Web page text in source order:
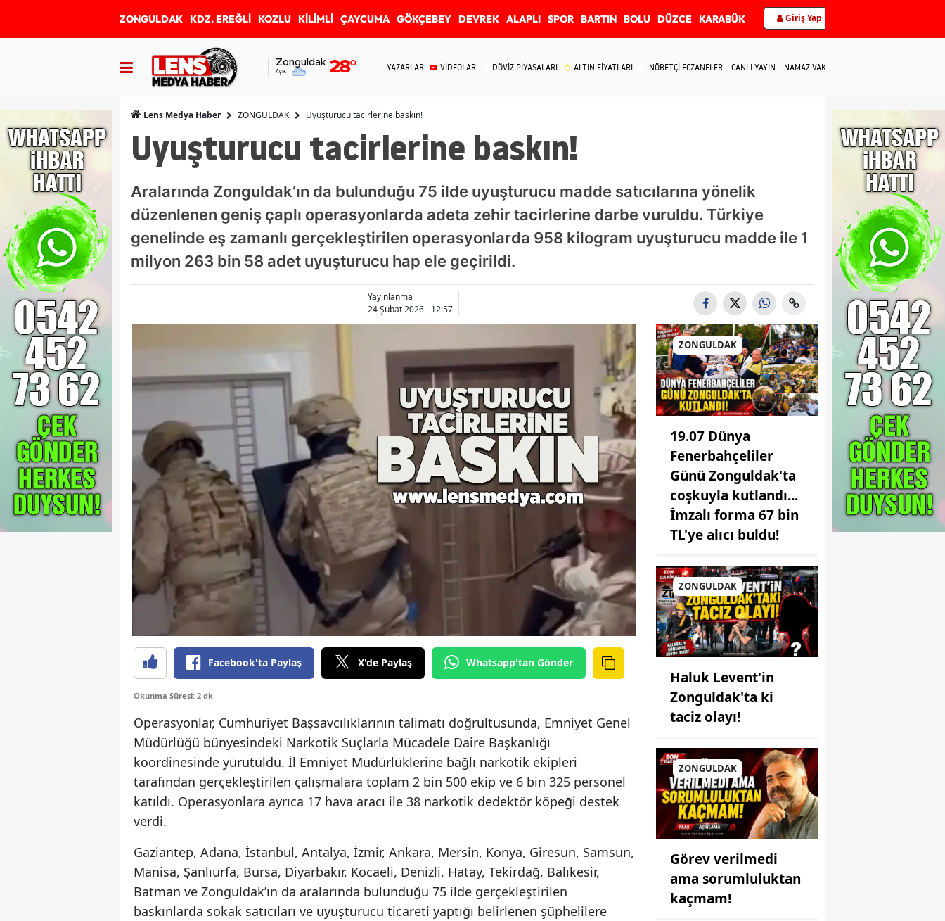
ZONGULDAK KDZ. EREĞLİ KOZLU KİLİMLİ ÇAYCUMA GÖKÇEBEY DEVREK ALAPLI SPOR BARTIN BOLU DÜZCE KARABÜK Giriş Yap
Zonguldak
Açık 28° YAZARLAR VİDEOLAR DÖVİZ PİYASALARI ALTIN FİYATLARI NÖBETÇİ ECZANELER CANLI YAYIN NAMAZ VAKİTLERİ
Lens Medya Haber ZONGULDAK Uyuşturucu tacirlerine baskın!
Uyuşturucu tacirlerine baskın!
Aralarında Zonguldak’ın da bulunduğu 75 ilde uyuşturucu madde satıcılarına yönelik
düzenlenen geniş çaplı operasyonlarda adeta zehir tacirlerine darbe vuruldu. Türkiye
genelinde eş zamanlı gerçekleştirilen operasyonlarda 958 kilogram uyuşturucu madde ile 1
milyon 263 bin 58 adet uyuşturucu hap ele geçirildi.
Yayınlanma
24 Şubat 2026 - 12:57
Facebook'ta Paylaş X'de Paylaş Whatsapp'tan Gönder
Okunma Süresi: 2 dk
Operasyonlar, Cumhuriyet Başsavcılıklarının talimatı doğrultusunda, Emniyet Genel
Müdürlüğü bünyesindeki Narkotik Suçlarla Mücadele Daire Başkanlığı
koordinesinde yürütüldü. İl Emniyet Müdürlüklerine bağlı narkotik ekipleri
tarafından gerçekleştirilen çalışmalara toplam 2 bin 500 ekip ve 6 bin 325 personel
katıldı. Operasyonlara ayrıca 17 hava aracı ile 38 narkotik dedektör köpeği destek
verdi.
Gaziantep, Adana, İstanbul, Antalya, İzmir, Ankara, Mersin, Konya, Giresun, Samsun,
Manisa, Şanlıurfa, Bursa, Diyarbakır, Kocaeli, Denizli, Hatay, Tekirdağ, Balıkesir,
Batman ve Zonguldak’ın da aralarında bulunduğu 75 ilde gerçekleştirilen
baskınlarda sokak satıcıları ve uyuşturucu ticareti yaptığı belirlenen şüphelilere
ZONGULDAK
19.07 Dünya
Fenerbahçeliler
Günü Zonguldak'ta
coşkuyla kutlandı...
İmzalı forma 67 bin
TL'ye alıcı buldu!
ZONGULDAK
Haluk Levent'in
Zonguldak'ta ki
taciz olayı!
ZONGULDAK
Görev verilmedi
ama sorumluluktan
kaçmam!